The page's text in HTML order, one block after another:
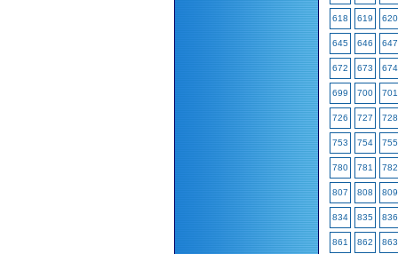
618 619 620
645 646 647
672 673 674
699 700 701
726 727 728
753 754 755
780 781 782
807 808 809
834 835 836
861 862 863